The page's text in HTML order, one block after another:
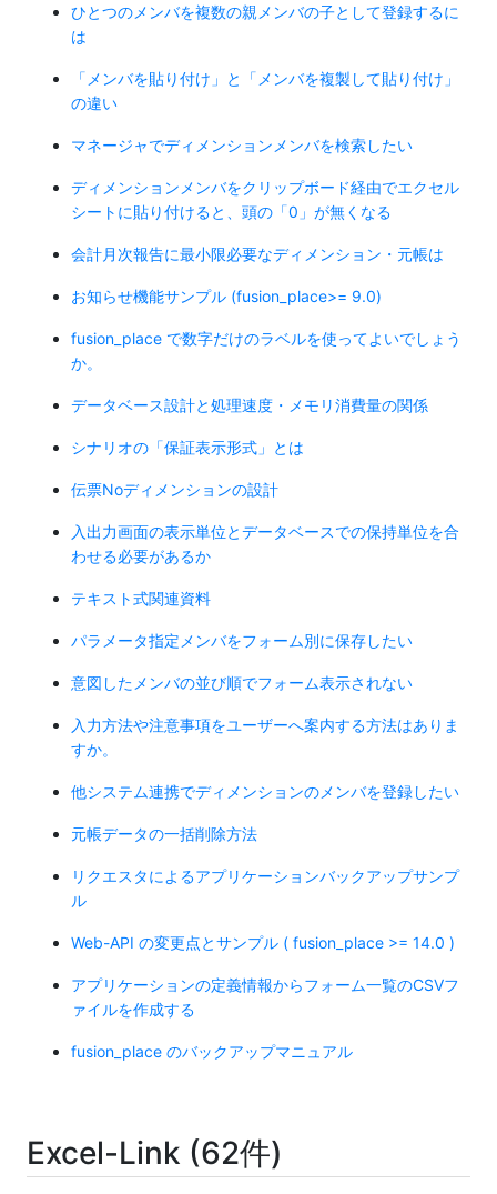
ひとつのメンバを複数の親メンバの子として登録するに
は
「メンバを貼り付け」と「メンバを複製して貼り付け」
の違い
マネージャでディメンションメンバを検索したい
ディメンションメンバをクリップボード経由でエクセル
シートに貼り付けると、頭の「0」が無くなる
会計月次報告に最小限必要なディメンション・元帳は
お知らせ機能サンプル (fusion_place>= 9.0)
fusion_place で数字だけのラベルを使ってよいでしょう
か。
データベース設計と処理速度・メモリ消費量の関係
シナリオの「保証表示形式」とは
伝票Noディメンションの設計
入出力画面の表示単位とデータベースでの保持単位を合
わせる必要があるか
テキスト式関連資料
パラメータ指定メンバをフォーム別に保存したい
意図したメンバの並び順でフォーム表示されない
入力方法や注意事項をユーザーへ案内する方法はありま
すか。
他システム連携でディメンションのメンバを登録したい
元帳データの一括削除方法
リクエスタによるアプリケーションバックアップサンプ
ル
Web-API の変更点とサンプル ( fusion_place >= 14.0 )
アプリケーションの定義情報からフォーム一覧のCSVフ
ァイルを作成する
fusion_place のバックアップマニュアル
Excel-Link (62件)